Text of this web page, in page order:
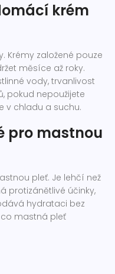
krém
Krémy založené pouze
měsíce až roky.
vody, trvanlivost
pokud nepoužijete
v chladu a suchu.
pro mastnou
pleť. Je lehčí než
protizánětlivé účinky,
hydrataci bez
co mastná pleť